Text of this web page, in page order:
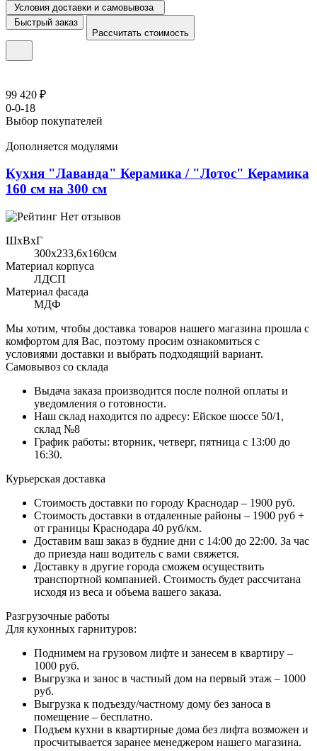
Условия доставки и самовывоза
Быстрый заказ
Рассчитать стоимость
99 420 ₽
0-0-18
Выбор покупателей
Дополняется модулями
Кухня "Лаванда" Керамика / "Лотос" Керамика
160 см на 300 см
Нет отзывов
ШхВхГ
300x233,6х160см
Материал корпуса
ЛДСП
Материал фасада
МДФ
Мы хотим, чтобы доставка товаров нашего магазина прошла с
комфортом для Вас, поэтому просим ознакомиться с
условиями доставки и выбрать подходящий вариант.
Самовывоз со склада
Выдача заказа производится после полной оплаты и
уведомления о готовности.
Наш склад находится по адресу: Ейское шоссе 50/1,
склад №8
График работы: вторник, четверг, пятница с 13:00 до
16:30.
Курьерская доставка
Стоимость доставки по городу Краснодар – 1900 руб.
Стоимость доставки в отдаленные районы – 1900 руб +
от границы Краснодара 40 руб/км.
Доставим ваш заказ в будние дни с 14:00 до 22:00. За час
до приезда наш водитель с вами свяжется.
Доставку в другие города сможем осуществить
транспортной компанией. Стоимость будет рассчитана
исходя из веса и объема вашего заказа.
Разгрузочные работы
Для кухонных гарнитуров:
Поднимем на грузовом лифте и занесем в квартиру –
1000 руб.
Выгрузка и занос в частный дом на первый этаж – 1000
руб.
Выгрузка к подъезду/частному дому без заноса в
помещение – бесплатно.
Подъем кухни в квартирные дома без лифта возможен и
просчитывается заранее менеджером нашего магазина.